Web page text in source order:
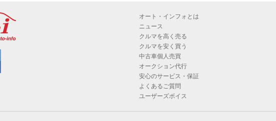
オート・インフォとは
ニュース
クルマを高く売る
クルマを安く買う
中古車個人売買
オークション代行
安心のサービス・保証
よくあるご質問
ユーザーズボイス